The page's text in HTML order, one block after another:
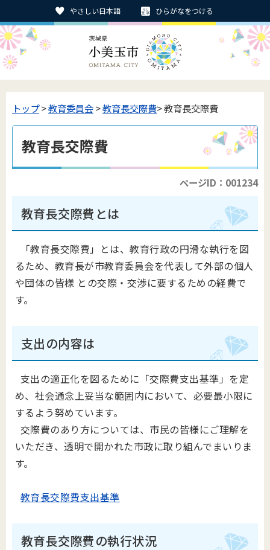
やさしい日本語 ひらがなをつける
トップ>教育委員会>教育長交際費> 教育長交際費
教育長交際費
ページID：001234
教育長交際費とは
「教育長交際費」とは、教育行政の円滑な執行を図
るため、教育長が市教育委員会を代表して外部の個人
や団体の皆様 との交際・交渉に要するための経費で
す。
支出の内容は
支出の適正化を図るために「交際費支出基準」を定
め、社会通念上妥当な範囲内において、必要最小限に
するよう努めています。
交際費のあり方については、市民の皆様にご理解を
いただき、透明で開かれた市政に取り組んでまいりま
す。
教育長交際費支出基準
教育長交際費の執行状況